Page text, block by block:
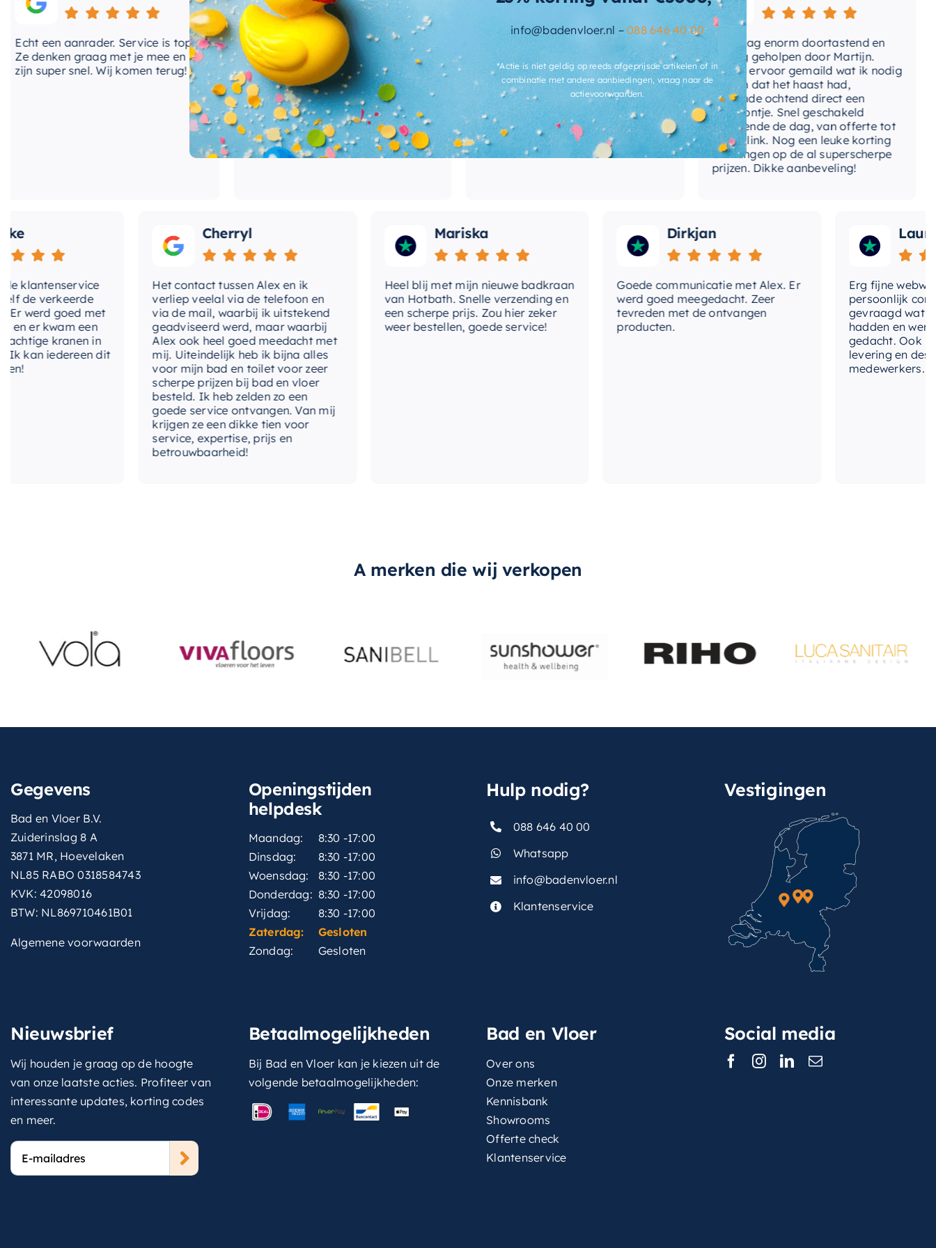
Geef je badkamer een vleugje elegantie en functionaliteit met de Ideavit Solidbliss
Vrijhangende Wastafel. Het is meer dan alleen een wastafel – het is een stukje luxe dat je elke
dag kunt ervaren.
Nee
met-sifon Nee
vorm Rechthoekig
vuilafstotend Nee
met-afvoerplug Nee
Nee
een aanrader. Service is top!
denken graag met je mee en
super snel. Wij komen terug!
Onlangs heb ik verschillende
kranen van Hotbath besteld bij
BadenVloer. Ik heb online de
prijzen vergeleken, en Bad en Vloer
bood de laagste prijs. De kranen
waren op korte termijn leverbaar
en zijn van zeer goede kwaliteit.
Hele snelle afhandeling en jullie
hebben mij zelfs nog gebeld omdat
ik het adres niet volledig had
doorgegeven. Werkelijk
fantastisch!
Vandaag enorm doortastend en
prettig geholpen door Martijn.
Avond ervoor gemaild wat ik nodig
had en dat het haast had,
volgende ochtend direct een
telefoontje. Snel geschakeld
gedurende de dag, van offerte tot
betaallink. Nog een leuke korting
ontvangen op de al superscherpe
prijzen. Dikke aanbeveling!
verkeerde
goed met
er kwam een
kranen in
iedereen dit
Cherryl
Het contact tussen Alex en ik
verliep veelal via de telefoon en
via de mail, waarbij ik uitstekend
geadviseerd werd, maar waarbij
Alex ook heel goed meedacht met
mij. Uiteindelijk heb ik bijna alles
voor mijn bad en toilet voor zeer
scherpe prijzen bij bad en vloer
besteld. Ik heb zelden zo een
goede service ontvangen. Van mij
krijgen ze een dikke tien voor
service, expertise, prijs en
betrouwbaarheid!
Mariska
Heel blij met mijn nieuwe badkraan
van Hotbath. Snelle verzending en
een scherpe prijs. Zou hier zeker
weer bestellen, goede service!
Dirkjan
Goede communicatie met Alex. Er
werd goed meegedacht. Zeer
tevreden met de ontvangen
producten.
Laura
Erg fijne
persoonlijk contact
gevraagd wat we
hadden en werd
gedacht. Ook in de
levering en
medewerkers. Wij
A merken die wij verkopen
Gegevens
Bad en Vloer B.V.
Zuiderinslag 8 A
3871 MR, Hoevelaken
NL85 RABO 0318584743
KVK: 42098016
BTW: NL869710461B01
Algemene voorwaarden
Openingstijden
helpdesk
Maandag:
8:30 -17:00
Dinsdag:
8:30 -17:00
Woensdag:
8:30 -17:00
Donderdag: 8:30 -17:00
Vrijdag:
8:30 -17:00
Zaterdag:
Gesloten
Zondag:
Gesloten
Hulp nodig?
088 646 40 00
Whatsapp
info@badenvloer.nl
Klantenservice
Vestigingen
Nieuwsbrief
Wij houden je graag op de hoogte
van onze laatste acties. Profiteer van
interessante updates, korting codes
en meer.
E-
mailadres
Betaalmogelijkheden
Bij Bad en Vloer kan je kiezen uit de
volgende betaalmogelijkheden:
Bad en Vloer
Over ons
Onze merken
Kennisbank
Showrooms
Offerte check
Klantenservice
Social media
info@badenvloer.nl –088 646 40 00
*Actie is niet geldig op reeds afgeprijsde artikelen of in
combinatie met andere aanbiedingen, vraag naar de
actievoorwaarden.